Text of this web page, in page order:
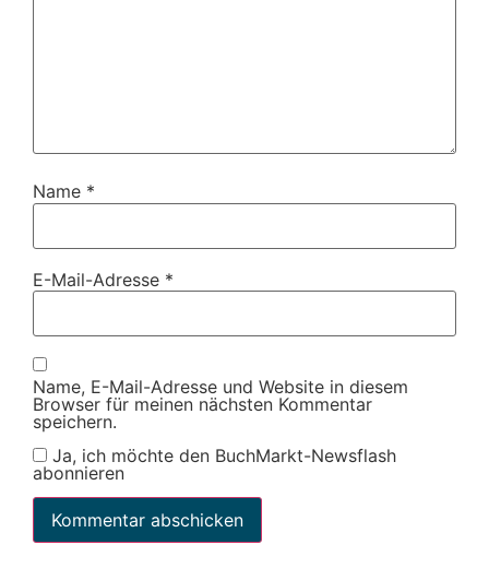
Name *
E-Mail-Adresse *
Name, E-Mail-Adresse und Website in diesem
Browser für meinen nächsten Kommentar
speichern.
Ja, ich möchte den BuchMarkt-Newsflash
abonnieren